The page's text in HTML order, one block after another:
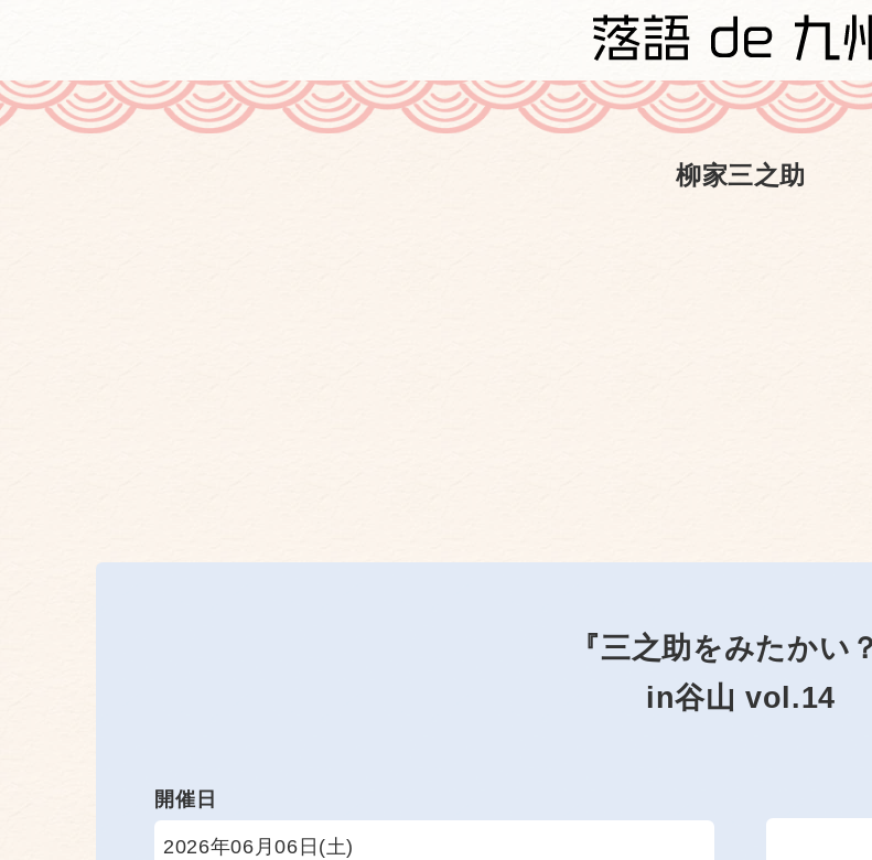
柳家三之助
『三之助をみたかい
in谷山 vol.14
開催日
2026年06月06日(土)